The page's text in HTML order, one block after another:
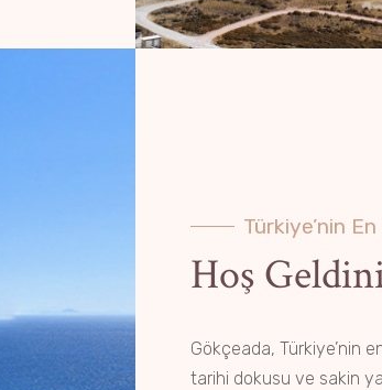
Türkiye’nin
Hoş
Gökçeada, Türkiye’nin
tarihi dokusu ve sakin